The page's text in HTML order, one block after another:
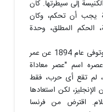
إلى سیطرتها. کان
یجب أن تحکم، وکان
الحکم المطلق، وحدة
حکم ألکسندر الثالث 13 عامًا وتوفی عام 1894 عن عمر
اسم "عصر معاداة
لم تقع أی حرب، فقط
لکن استعادها
اقترض من فرنسا